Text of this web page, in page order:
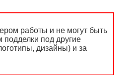
работы и не могут быть
под другие
дизайны) и за